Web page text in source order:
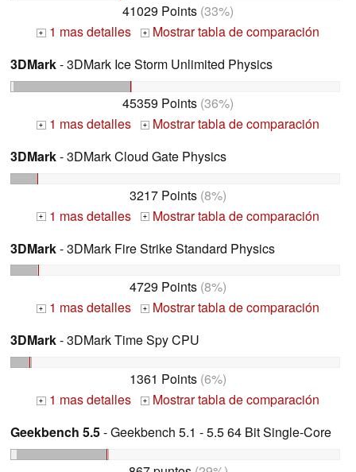
41029 Points (33%)
+ 1 mas detalles +
Mostrar tabla de comparación
3DMark- 3DMark Ice Storm Unlimited Physics
45359 Points (36%)
+ 1 mas detalles +
Mostrar tabla de comparación
3DMark- 3DMark Cloud Gate Physics
3217 Points (8%)
+ 1 mas detalles +
Mostrar tabla de comparación
3DMark- 3DMark Fire Strike Standard Physics
4729 Points (8%)
+ 1 mas detalles +
Mostrar tabla de comparación
3DMark- 3DMark Time Spy CPU
1361 Points (6%)
+ 1 mas detalles +
Mostrar tabla de comparación
Geekbench 5.5- Geekbench 5.1 - 5.5 64 Bit Single-Core